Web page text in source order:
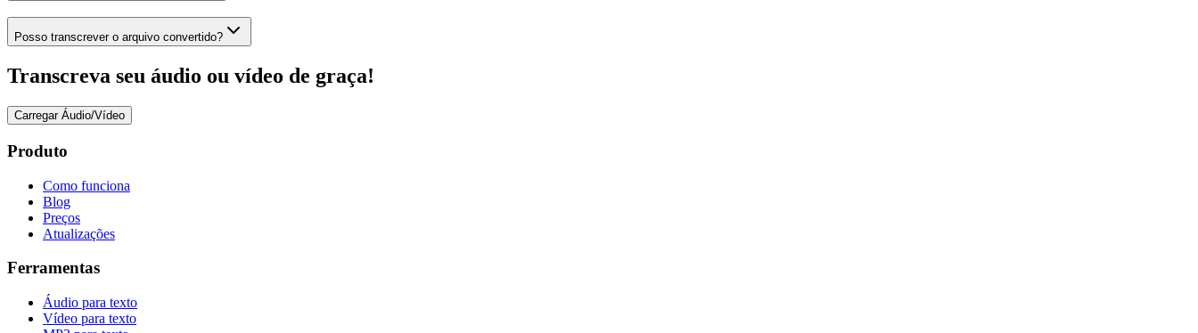
Posso transcrever o arquivo convertido?
Transcreva seu áudio ou vídeo de graça!
Carregar Áudio/Vídeo
Produto
Como funciona
Blog
Preços
Atualizações
Ferramentas
Áudio para texto
Vídeo para texto